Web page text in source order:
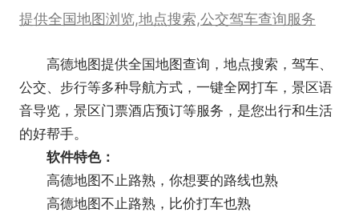
提供全国地图浏览,地点搜索,公交驾车查询服务
高德地图提供全国地图查询，地点搜索，驾车、
公交、步行等多种导航方式，一键全网打车，景区语
音导览，景区门票酒店预订等服务，是您出行和生活
的好帮手。
软件特色：
高德地图不止路熟，你想要的路线也熟
高德地图不止路熟，比价打车也熟